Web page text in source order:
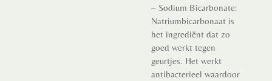
– Sodium Bicarbonate:
Natriumbicarbonaat is
het ingrediënt dat zo
goed werkt tegen
geurtjes. Het werkt
antibacterieel waardoor